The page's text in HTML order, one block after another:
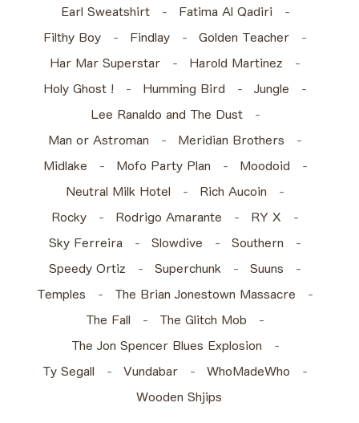
Earl Sweatshirt Fatima Al Qadiri
Filthy Boy Findlay Golden Teacher
Har Mar Superstar Harold Martinez
Holy Ghost ! Humming Bird Jungle
Lee Ranaldo and The Dust
Man or Astroman Meridian Brothers
Midlake Mofo Party Plan Moodoid
Neutral Milk Hotel Rich Aucoin
Rocky Rodrigo Amarante RY X
Sky Ferreira Slowdive Southern
Speedy Ortiz Superchunk Suuns
Temples The Brian Jonestown Massacre
The Fall The Glitch Mob
The Jon Spencer Blues Explosion
Ty Segall Vundabar WhoMadeWho
Wooden Shjips